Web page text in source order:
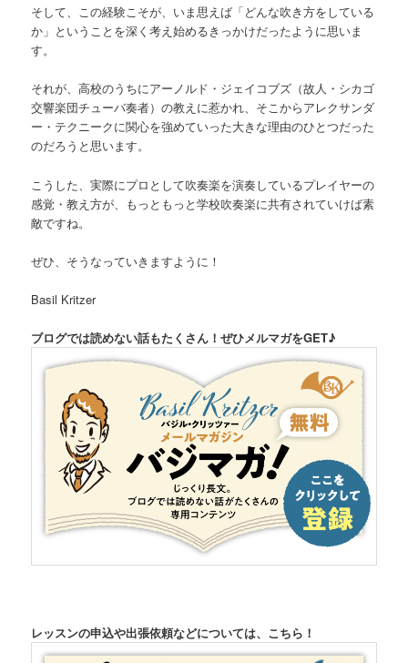
そして、この経験こそが、いま思えば「どんな吹き方をしている
か」ということを深く考え始めるきっかけだったように思いま
す。
それが、高校のうちにアーノルド・ジェイコブズ（故人・シカゴ
交響楽団チューバ奏者）の教えに惹かれ、そこからアレクサンダ
ー・テクニークに関心を強めていった大きな理由のひとつだった
のだろうと思います。
こうした、実際にプロとして吹奏楽を演奏しているプレイヤーの
感覚・教え方が、もっともっと学校吹奏楽に共有されていけば素
敵ですね。
ぜひ、そうなっていきますように！
Basil Kritzer
ブログでは読めない話もたくさん！ぜひメルマガをGET♪
レッスンの申込や出張依頼などについては、こちら！